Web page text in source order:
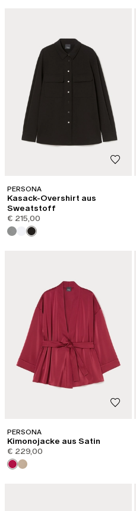
PERSONA
Kasack-Overshirt aus
Sweatstoff
€ 215,00
PERSONA
Kimonojacke aus Satin
€ 229,00